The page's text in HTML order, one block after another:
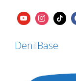
DenilBase